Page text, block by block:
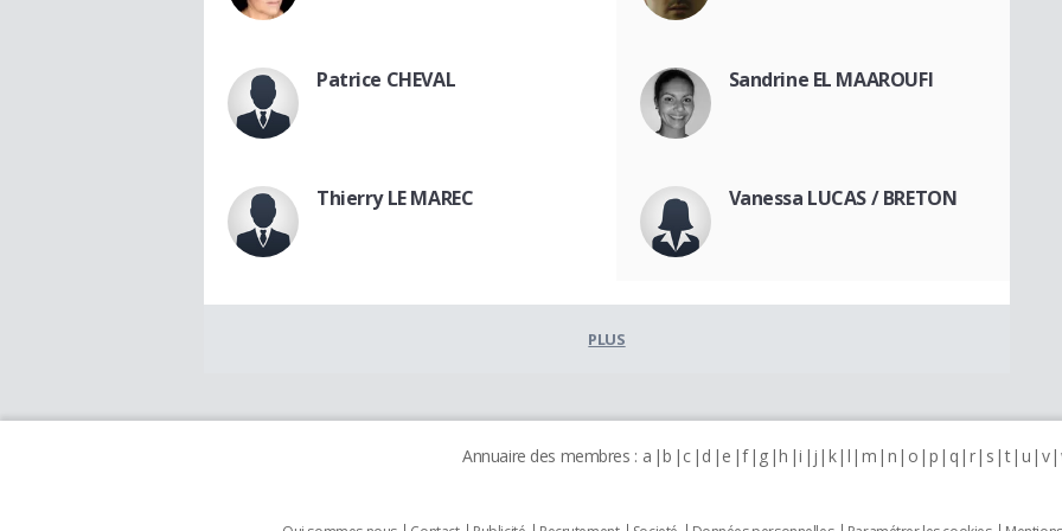
Patrice CHEVAL Sandrine EL MAAROUFI
Thierry LE MAREC Vanessa LUCAS / BRETON
PLUS
Annuaire des membres : a b c d e f g h i j k l m n o p q r s t u v